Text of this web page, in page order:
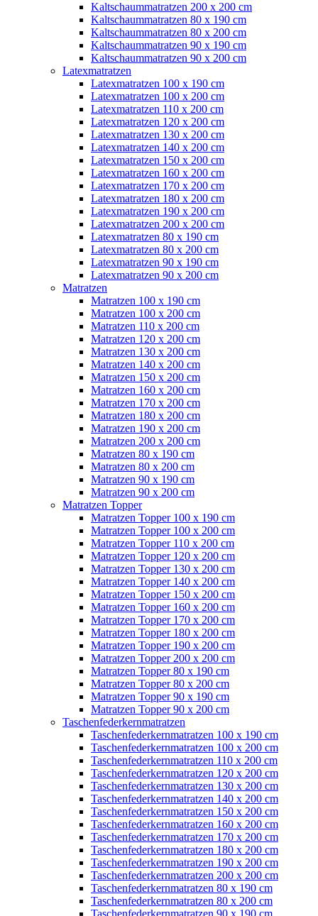
Kaltschaummatratzen 200 x 200 cm
Kaltschaummatratzen 80 x 190 cm
Kaltschaummatratzen 80 x 200 cm
Kaltschaummatratzen 90 x 190 cm
Kaltschaummatratzen 90 x 200 cm
Latexmatratzen
Latexmatratzen 100 x 190 cm
Latexmatratzen 100 x 200 cm
Latexmatratzen 110 x 200 cm
Latexmatratzen 120 x 200 cm
Latexmatratzen 130 x 200 cm
Latexmatratzen 140 x 200 cm
Latexmatratzen 150 x 200 cm
Latexmatratzen 160 x 200 cm
Latexmatratzen 170 x 200 cm
Latexmatratzen 180 x 200 cm
Latexmatratzen 190 x 200 cm
Latexmatratzen 200 x 200 cm
Latexmatratzen 80 x 190 cm
Latexmatratzen 80 x 200 cm
Latexmatratzen 90 x 190 cm
Latexmatratzen 90 x 200 cm
Matratzen
Matratzen 100 x 190 cm
Matratzen 100 x 200 cm
Matratzen 110 x 200 cm
Matratzen 120 x 200 cm
Matratzen 130 x 200 cm
Matratzen 140 x 200 cm
Matratzen 150 x 200 cm
Matratzen 160 x 200 cm
Matratzen 170 x 200 cm
Matratzen 180 x 200 cm
Matratzen 190 x 200 cm
Matratzen 200 x 200 cm
Matratzen 80 x 190 cm
Matratzen 80 x 200 cm
Matratzen 90 x 190 cm
Matratzen 90 x 200 cm
Matratzen Topper
Matratzen Topper 100 x 190 cm
Matratzen Topper 100 x 200 cm
Matratzen Topper 110 x 200 cm
Matratzen Topper 120 x 200 cm
Matratzen Topper 130 x 200 cm
Matratzen Topper 140 x 200 cm
Matratzen Topper 150 x 200 cm
Matratzen Topper 160 x 200 cm
Matratzen Topper 170 x 200 cm
Matratzen Topper 180 x 200 cm
Matratzen Topper 190 x 200 cm
Matratzen Topper 200 x 200 cm
Matratzen Topper 80 x 190 cm
Matratzen Topper 80 x 200 cm
Matratzen Topper 90 x 190 cm
Matratzen Topper 90 x 200 cm
Taschenfederkernmatratzen
Taschenfederkernmatratzen 100 x 190 cm
Taschenfederkernmatratzen 100 x 200 cm
Taschenfederkernmatratzen 110 x 200 cm
Taschenfederkernmatratzen 120 x 200 cm
Taschenfederkernmatratzen 130 x 200 cm
Taschenfederkernmatratzen 140 x 200 cm
Taschenfederkernmatratzen 150 x 200 cm
Taschenfederkernmatratzen 160 x 200 cm
Taschenfederkernmatratzen 170 x 200 cm
Taschenfederkernmatratzen 180 x 200 cm
Taschenfederkernmatratzen 190 x 200 cm
Taschenfederkernmatratzen 200 x 200 cm
Taschenfederkernmatratzen 80 x 190 cm
Taschenfederkernmatratzen 80 x 200 cm
Taschenfederkernmatratzen 90 x 190 cm